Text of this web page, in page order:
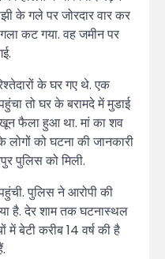
के गले पर जोरदार वार कर
गला कट गया. वह जमीन पर
के घर गए थे. एक
तो घर के बरामदे में मुडाई
फैला हुआ था. मां का शव
को घटना की जानकारी
पुलिस को मिली.
पुलिस ने आरोपी की
है. देर शाम तक घटनास्थल
में बेटी करीब 14 वर्ष की है